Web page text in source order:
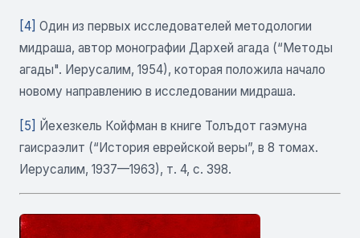
[4] Один из первых исследователей методологии
мидраша, автор монографии Дархей агада (“Методы
агады". Иерусалим, 1954), которая положила начало
новому направлению в исследовании мидраша.
[5] Йехезкель Койфман в книге Толъдот гаэмуна
гаисраэлит (“История еврейской веры”, в 8 томах.
Иерусалим, 1937—1963), т. 4, с. 398.